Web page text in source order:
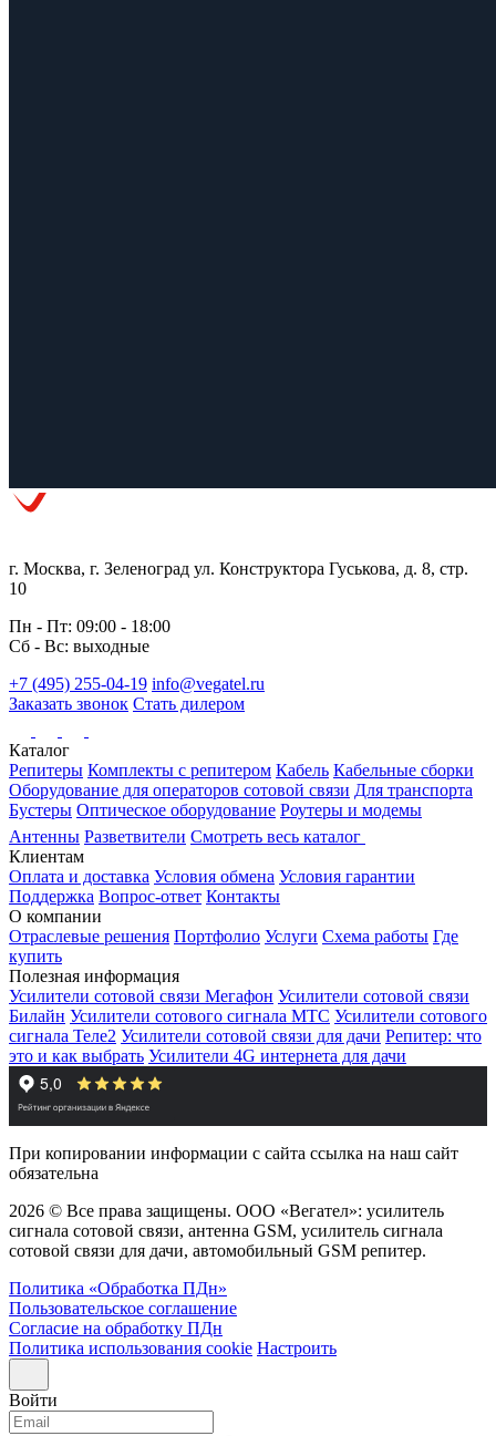
г. Москва, г. Зеленоград ул. Конструктора Гуськова, д. 8, стр.
10
Пн - Пт: 09:00 - 18:00
Сб - Вс: выходные
+7 (495) 255-04-19 info@vegatel.ru
Заказать звонок Стать дилером
Каталог
Репитеры Комплекты с репитером Кабель Кабельные сборки
Оборудование для операторов сотовой связи Для транспорта
Бустеры Оптическое оборудование Роутеры и модемы
Антенны Разветвители Смотреть весь каталог
Клиентам
Оплата и доставка Условия обмена Условия гарантии
Поддержка Вопрос-ответ Контакты
О компании
Отраслевые решения Портфолио Услуги Схема работы Где
купить
Полезная информация
Усилители сотовой связи Мегафон Усилители сотовой связи
Билайн Усилители сотового сигнала МТС Усилители сотового
сигнала Теле2 Усилители сотовой связи для дачи Репитер: что
это и как выбрать Усилители 4G интернета для дачи
При копировании информации с сайта ссылка на наш сайт
обязательна
2026 © Все права защищены. ООО «Вегател»: усилитель
сигнала сотовой связи, антенна GSM, усилитель сигнала
сотовой связи для дачи, автомобильный GSM репитер.
Политика «Обработка ПДн»
Пользовательское соглашение
Согласие на обработку ПДн
Политика использования cookie Настроить
Войти